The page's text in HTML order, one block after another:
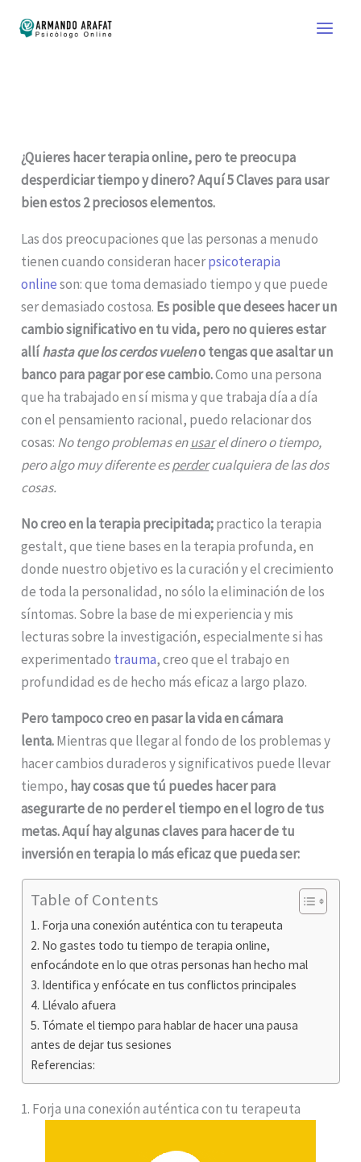
¿Quieres hacer terapia online, pero te preocupa
desperdiciar tiempo y dinero? Aquí 5 Claves para usar
bien estos 2 preciosos elementos.
Las dos preocupaciones que las personas a menudo
tienen cuando consideran hacerpsicoterapia
onlineson: que toma demasiado tiempo y que puede
ser demasiado costosa. Es posible que desees hacer un
cambio significativo en tu vida, pero no quieres estar
allíhasta que los cerdos vueleno tengas que asaltar un
banco para pagar por ese cambio.Como una persona
que ha trabajado en sí misma y que trabaja día a día
con el pensamiento racional, puedo relacionar dos
cosas: No tengo problemas enusarel dinero o tiempo,
pero algo muy diferente esperdercualquiera de las dos
cosas.
No creo en la terapia precipitada;practico la terapia
gestalt, que tiene bases en la terapia profunda, en
donde nuestro objetivo es la curación y el crecimiento
de toda la personalidad, no sólo la eliminación de los
síntomas. Sobre la base de mi experiencia y mis
lecturas sobre la investigación, especialmente si has
experimentado trauma, creo que el trabajo en
profundidad es de hecho más eficaz a largo plazo.
Pero tampoco creo en pasar la vida en cámara
lenta.Mientras que llegar al fondo de los problemas y
hacer cambios duraderos y significativos puede llevar
tiempo, hay cosas que tú puedes hacer para
asegurarte de no perder el tiempo en el logro de tus
metas. Aquí hay algunas claves para hacer de tu
inversión en terapia lo más eficaz que pueda ser:
Table of Contents
1. Forja una conexión auténtica con tu terapeuta
2. No gastes todo tu tiempo de terapia online,
enfocándote en lo que otras personas han hecho mal
3. Identifica y enfócate en tus conflictos principales
4. Llévalo afuera
5. Tómate el tiempo para hablar de hacer una pausa
antes de dejar tus sesiones
Referencias:
1. Forja una conexión auténtica con tu terapeuta